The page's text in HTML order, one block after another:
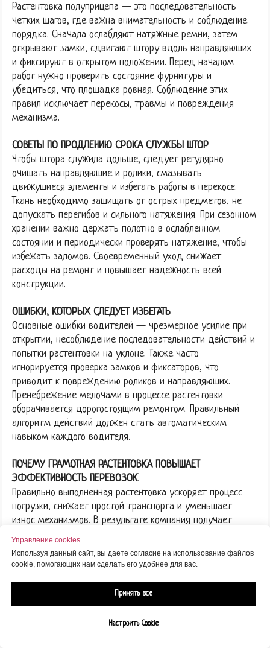
Растентовка полуприцепа — это последовательность
четких шагов, где важна внимательность и соблюдение
порядка. Сначала ослабляют натяжные ремни, затем
открывают замки, сдвигают штору вдоль направляющих
и фиксируют в открытом положении. Перед началом
работ нужно проверить состояние фурнитуры и
убедиться, что площадка ровная. Соблюдение этих
правил исключает перекосы, травмы и повреждения
механизма.
СОВЕТЫ ПО ПРОДЛЕНИЮ СРОКА СЛУЖБЫ ШТОР
Чтобы штора служила дольше, следует регулярно
очищать направляющие и ролики, смазывать
движущиеся элементы и избегать работы в перекосе.
Ткань необходимо защищать от острых предметов, не
допускать перегибов и сильного натяжения. При сезонном
хранении важно держать полотно в ослабленном
состоянии и периодически проверять натяжение, чтобы
избежать заломов. Своевременный уход снижает
расходы на ремонт и повышает надежность всей
конструкции.
ОШИБКИ, КОТОРЫХ СЛЕДУЕТ ИЗБЕГАТЬ
Основные ошибки водителей — чрезмерное усилие при
открытии, несоблюдение последовательности действий и
попытки растентовки на уклоне. Также часто
игнорируется проверка замков и фиксаторов, что
приводит к повреждению роликов и направляющих.
Пренебрежение мелочами в процессе растентовки
оборачивается дорогостоящим ремонтом. Правильный
алгоритм действий должен стать автоматическим
навыком каждого водителя.
ПОЧЕМУ ГРАМОТНАЯ РАСТЕНТОВКА ПОВЫШАЕТ
ЭФФЕКТИВНОСТЬ ПЕРЕВОЗОК
Правильно выполненная растентовка ускоряет процесс
погрузки, снижает простой транспорта и уменьшает
износ механизмов. В результате компания получает
более высокую оборачиваемость рейсов и экономию на
обслуживании. Для водителя и собственника техники это
означает стабильную работу и меньшие затраты.
эффективность бизнеса и репутацию перевозчика.
Управление cookies
Используя данный сайт, вы даете согласие на использование файлов
cookie, помогающих нам сделать его удобнее для вас.
Принять все
Настроить Cookie